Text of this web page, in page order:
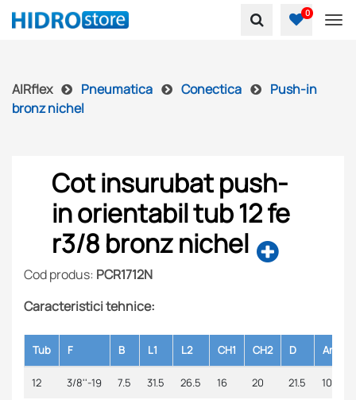
0
AIRflex Pneumatica Conectica
Push-in
bronz nichel
Cot insurubat push-
in orientabil tub 12 fe
r3/8 bronz nichel
Cod produs: PCR1712N
Caracteristici tehnice:
Tub F B L1 L2 CH1 CH2 D
12 3/8''-19 7.5 31.5 26.5 16 20 21.5 10